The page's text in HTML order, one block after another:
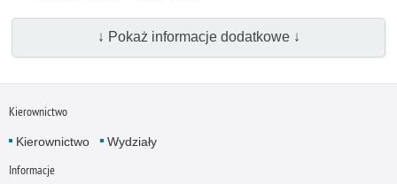
↓ Pokaż informacje dodatkowe ↓
Kierownictwo
Kierownictwo Wydziały
Informacje